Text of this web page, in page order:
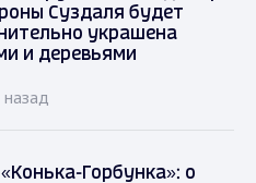
Суздаля будет
украшена
и деревьями
Горбунка»: о